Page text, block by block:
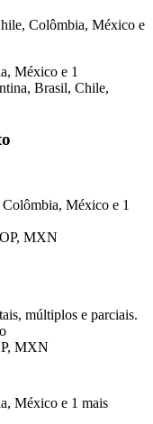
Colômbia, México e
México e 1
Brasil, Chile,
México e 1
MXN
múltiplos e parciais.
MXN
México e 1 mais